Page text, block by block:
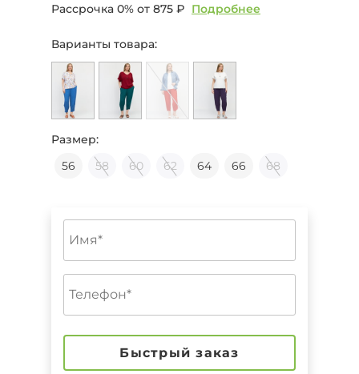
Рассрочка 0% от 875 ₽ Подробнее
Варианты товара:
Размер:
56
58 60 62 64 66 68
Быстрый заказ